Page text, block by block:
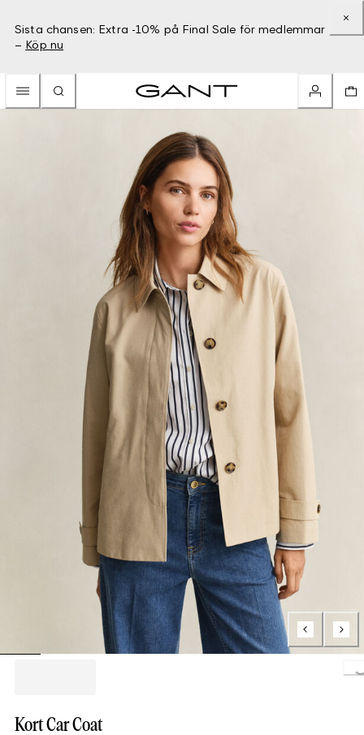
Sista chansen: Extra -10% på Final Sale för medlemmar
– Köp nu
Kort Car Coat